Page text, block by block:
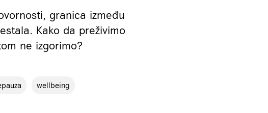
granica između
Kako da preživimo
ne izgorimo?
wellbeing